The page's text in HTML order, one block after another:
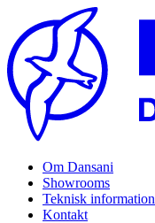
Om Dansani
Showrooms
Teknisk information
Kontakt